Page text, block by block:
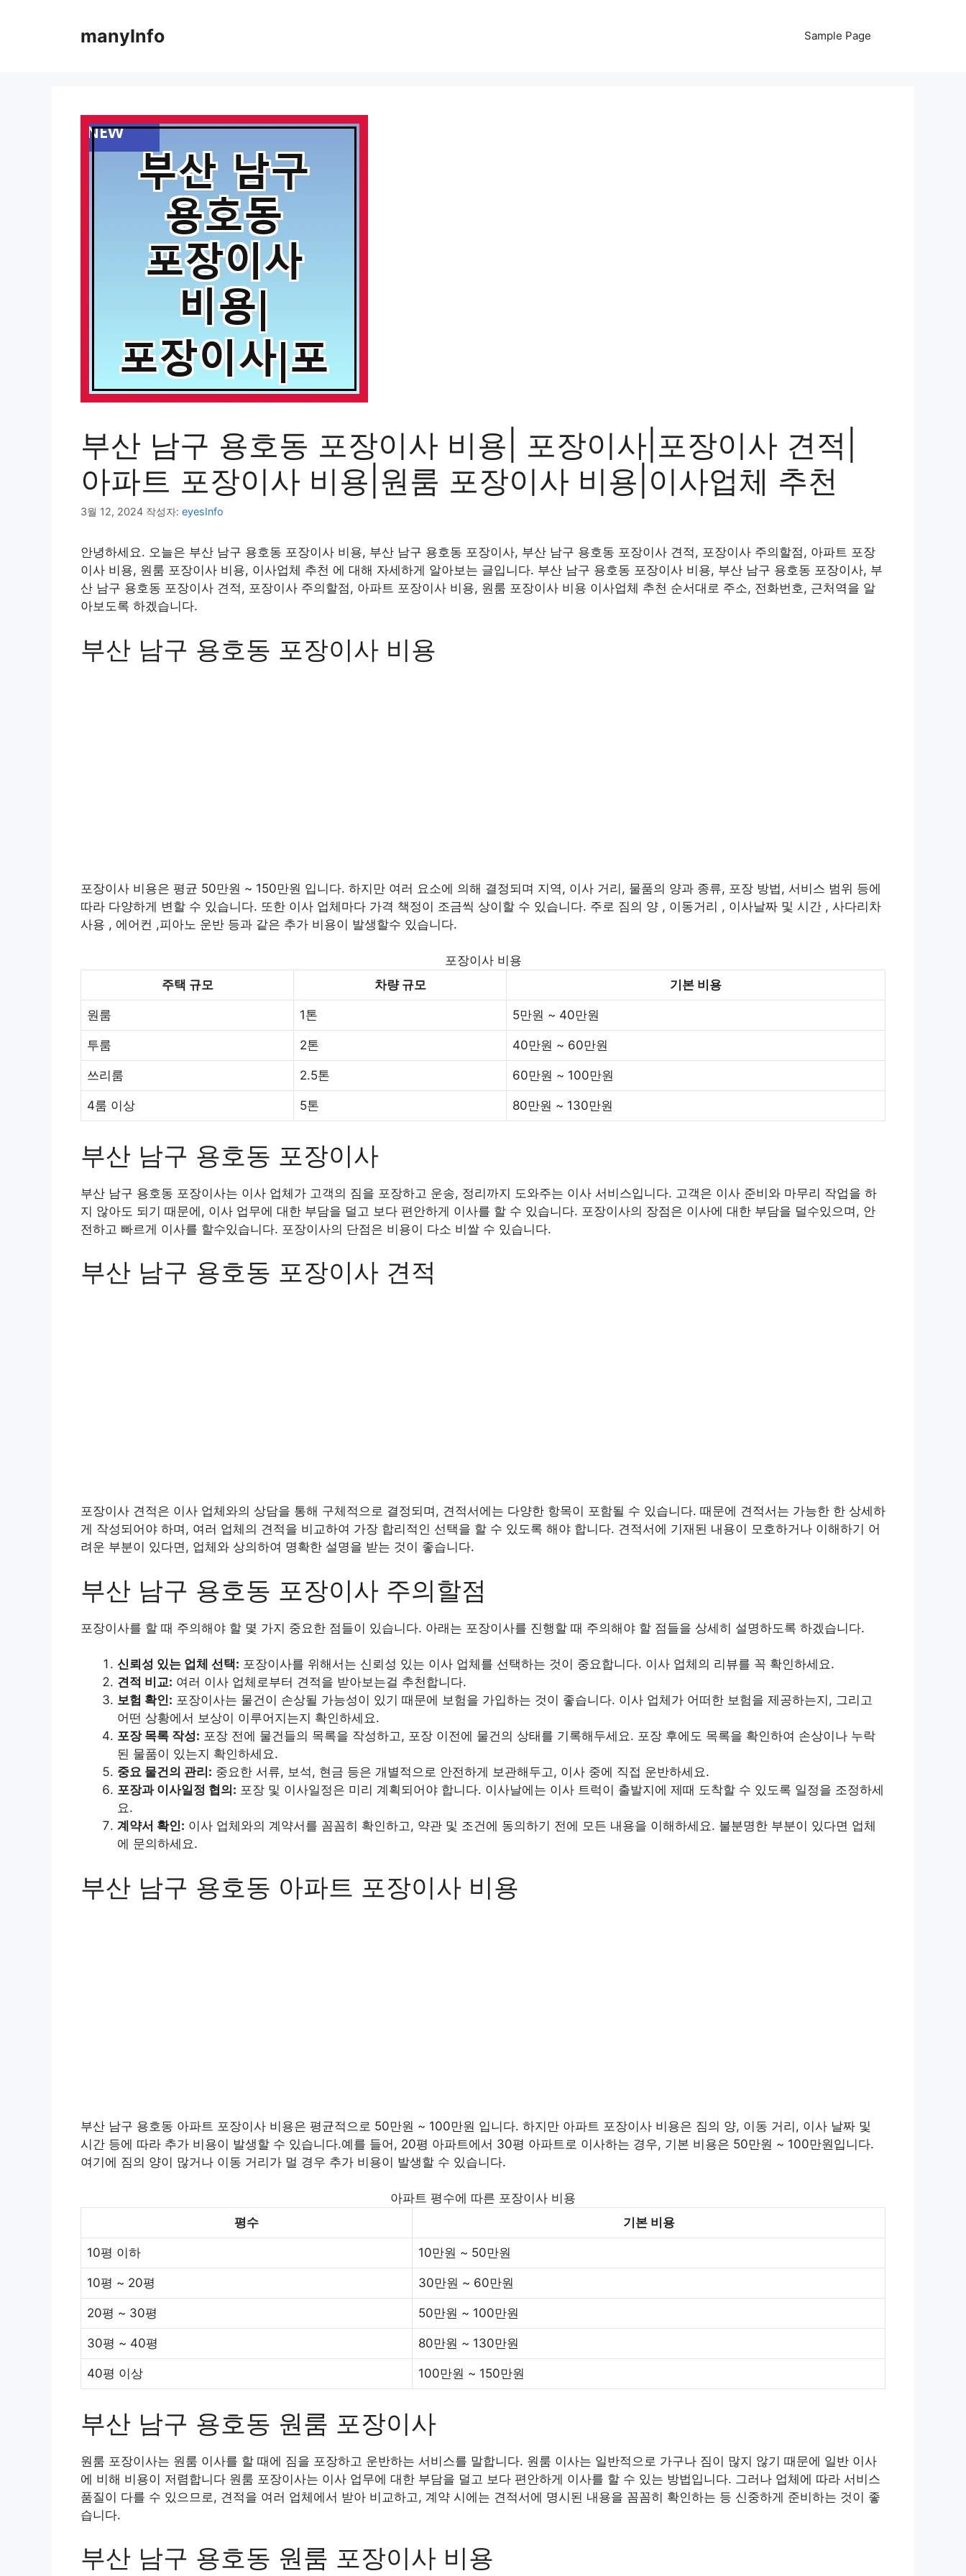
manyInfo Sample Page
부산 남구 용호동 포장이사 비용| 포장이사|포장이사 견적|
아파트 포장이사 비용|원룸 포장이사 비용|이사업체 추천
3월 12, 2024 작성자: eyesInfo
안녕하세요. 오늘은 부산 남구 용호동 포장이사 비용, 부산 남구 용호동 포장이사, 부산 남구 용호동 포장이사 견적, 포장이사 주의할점, 아파트 포장
이사 비용, 원룸 포장이사 비용, 이사업체 추천 에 대해 자세하게 알아보는 글입니다. 부산 남구 용호동 포장이사 비용, 부산 남구 용호동 포장이사, 부
산 남구 용호동 포장이사 견적, 포장이사 주의할점, 아파트 포장이사 비용, 원룸 포장이사 비용 이사업체 추천 순서대로 주소, 전화번호, 근처역을 알
아보도록 하겠습니다.
부산 남구 용호동 포장이사 비용
포장이사 비용은 평균 50만원 ~ 150만원 입니다. 하지만 여러 요소에 의해 결정되며 지역, 이사 거리, 물품의 양과 종류, 포장 방법, 서비스 범위 등에
따라 다양하게 변할 수 있습니다. 또한 이사 업체마다 가격 책정이 조금씩 상이할 수 있습니다. 주로 짐의 양 , 이동거리 , 이사날짜 및 시간 , 사다리차
사용 , 에어컨 ,피아노 운반 등과 같은 추가 비용이 발생할수 있습니다.
포장이사 비용
주택 규모
차량 규모 기본 비용
원룸 1톤 5만원 ~ 40만원
투룸 2톤 40만원 ~ 60만원
쓰리룸 2.5톤 60만원 ~ 100만원
4룸 이상 5톤 80만원 ~ 130만원
부산 남구 용호동 포장이사
부산 남구 용호동 포장이사는 이사 업체가 고객의 짐을 포장하고 운송, 정리까지 도와주는 이사 서비스입니다. 고객은 이사 준비와 마무리 작업을 하
지 않아도 되기 때문에, 이사 업무에 대한 부담을 덜고 보다 편안하게 이사를 할 수 있습니다. 포장이사의 장점은 이사에 대한 부담을 덜수있으며, 안
전하고 빠르게 이사를 할수있습니다. 포장이사의 단점은 비용이 다소 비쌀 수 있습니다.
부산 남구 용호동 포장이사 견적
포장이사 견적은 이사 업체와의 상담을 통해 구체적으로 결정되며, 견적서에는 다양한 항목이 포함될 수 있습니다. 때문에 견적서는 가능한 한 상세하
게 작성되어야 하며, 여러 업체의 견적을 비교하여 가장 합리적인 선택을 할 수 있도록 해야 합니다. 견적서에 기재된 내용이 모호하거나 이해하기 어
려운 부분이 있다면, 업체와 상의하여 명확한 설명을 받는 것이 좋습니다.
부산 남구 용호동 포장이사 주의할점
포장이사를 할 때 주의해야 할 몇 가지 중요한 점들이 있습니다. 아래는 포장이사를 진행할 때 주의해야 할 점들을 상세히 설명하도록 하겠습니다.
신뢰성 있는 업체 선택: 포장이사를 위해서는 신뢰성 있는 이사 업체를 선택하는 것이 중요합니다. 이사 업체의 리뷰를 꼭 확인하세요.
견적 비교: 여러 이사 업체로부터 견적을 받아보는걸 추천합니다.
보험 확인: 포장이사는 물건이 손상될 가능성이 있기 때문에 보험을 가입하는 것이 좋습니다. 이사 업체가 어떠한 보험을 제공하는지, 그리고
어떤 상황에서 보상이 이루어지는지 확인하세요.
포장 목록 작성: 포장 전에 물건들의 목록을 작성하고, 포장 이전에 물건의 상태를 기록해두세요. 포장 후에도 목록을 확인하여 손상이나 누락
된 물품이 있는지 확인하세요.
중요 물건의 관리: 중요한 서류, 보석, 현금 등은 개별적으로 안전하게 보관해두고, 이사 중에 직접 운반하세요.
포장과 이사일정 협의: 포장 및 이사일정은 미리 계획되어야 합니다. 이사날에는 이사 트럭이 출발지에 제때 도착할 수 있도록 일정을 조정하세
요.
계약서 확인: 이사 업체와의 계약서를 꼼꼼히 확인하고, 약관 및 조건에 동의하기 전에 모든 내용을 이해하세요. 불분명한 부분이 있다면 업체
에 문의하세요.
부산 남구 용호동 아파트 포장이사 비용
부산 남구 용호동 아파트 포장이사 비용은 평균적으로 50만원 ~ 100만원 입니다. 하지만 아파트 포장이사 비용은 짐의 양, 이동 거리, 이사 날짜 및
시간 등에 따라 추가 비용이 발생할 수 있습니다.예를 들어, 20평 아파트에서 30평 아파트로 이사하는 경우, 기본 비용은 50만원 ~ 100만원입니다.
여기에 짐의 양이 많거나 이동 거리가 멀 경우 추가 비용이 발생할 수 있습니다.
아파트 평수에 따른 포장이사 비용
평수
기본 비용
10평 이하 10만원 ~ 50만원
10평 ~ 20평 30만원 ~ 60만원
20평 ~ 30평 50만원 ~ 100만원
30평 ~ 40평 80만원 ~ 130만원
40평 이상 100만원 ~ 150만원
부산 남구 용호동 원룸 포장이사
원룸 포장이사는 원룸 이사를 할 때에 짐을 포장하고 운반하는 서비스를 말합니다. 원룸 이사는 일반적으로 가구나 짐이 많지 않기 때문에 일반 이사
에 비해 비용이 저렴합니다 원룸 포장이사는 이사 업무에 대한 부담을 덜고 보다 편안하게 이사를 할 수 있는 방법입니다. 그러나 업체에 따라 서비스
품질이 다를 수 있으므로, 견적을 여러 업체에서 받아 비교하고, 계약 시에는 견적서에 명시된 내용을 꼼꼼히 확인하는 등 신중하게 준비하는 것이 좋
습니다.
부산 남구 용호동 원룸 포장이사 비용